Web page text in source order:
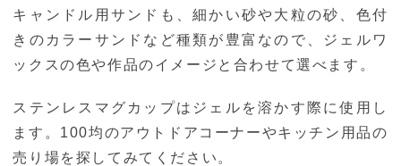
キャンドル用サンドも、細かい砂や大粒の砂、色付
きのカラーサンドなど種類が豊富なので、ジェルワ
ックスの色や作品のイメージと合わせて選べます。
ステンレスマグカップはジェルを溶かす際に使用し
ます。100均のアウトドアコーナーやキッチン用品の
売り場を探してみてください。